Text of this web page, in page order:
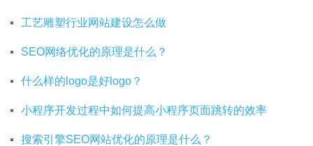
工艺雕塑行业网站建设怎么做
SEO网络优化的原理是什么？
什么样的logo是好logo？
小程序开发过程中如何提高小程序页面跳转的效率
搜索引擎SEO网站优化的原理是什么？